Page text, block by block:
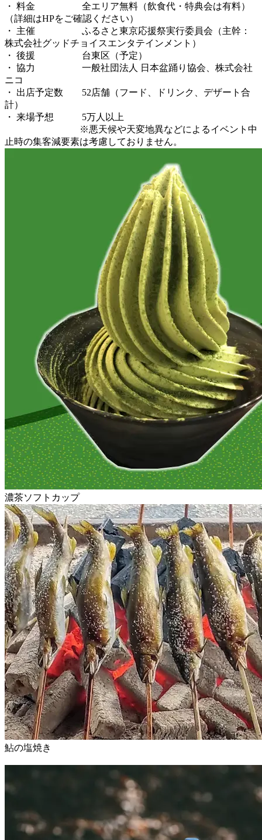
・ 料金 全エリア無料（飲食代・特典会は有料）
（詳細はHPをご確認ください）
・ 主催 ふるさと東京応援祭実行委員会（主幹：
株式会社グッドチョイスエンタテインメント）
・ 後援 台東区（予定）
・ 協力 一般社団法人 日本盆踊り協会、株式会社
ニコ
・ 出店予定数 52店舗（フード、ドリンク、デザート合
計）
・ 来場予想 5万人以上
※悪天候や天変地異などによるイベント中
止時の集客減要素は考慮しておりません。
濃茶ソフトカップ
鮎の塩焼き